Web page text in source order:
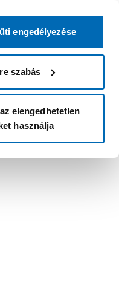
engedélyezése
szabás
elengedhetetlen
használja